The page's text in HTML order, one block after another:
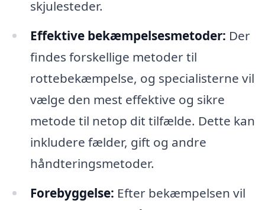
skjulesteder.
Effektive bekæmpelsesmetoder: Der
findes forskellige metoder til
rottebekæmpelse, og specialisterne vil
vælge den mest effektive og sikre
metode til netop dit tilfælde. Dette kan
inkludere fælder, gift og andre
håndteringsmetoder.
Forebyggelse: Efter bekæmpelsen vil